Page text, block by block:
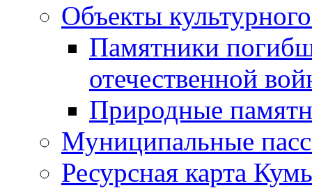
Объекты
Памятники
отечественной
Природные
Муниципальные
Ресурсная карта